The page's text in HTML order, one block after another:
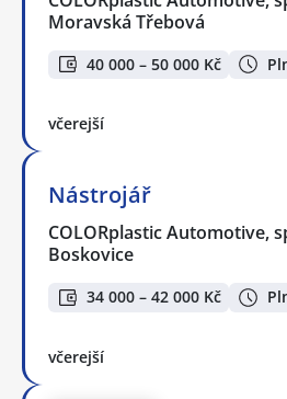
Moravská Třebová
40 000 – 50 000 Kč
včerejší
Nástrojář
COLORplastic Automotive,
Boskovice
34 000 – 42 000 Kč
včerejší